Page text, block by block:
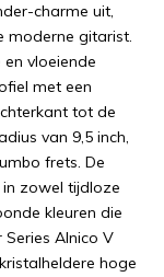
charme uit,
moderne gitarist.
vloeiende
met een
tot de
van 9,5 inch,
frets. De
zowel tijdloze
kleuren die
Alnico V
hoge